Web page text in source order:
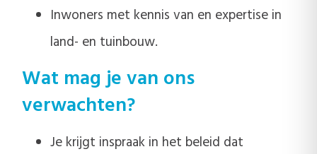
Inwoners met kennis van en expertise in
land- en tuinbouw.
Wat mag je van ons
verwachten?
Je krijgt inspraak in het beleid dat